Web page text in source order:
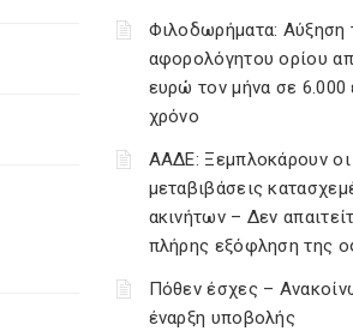
Φιλοδωρήματα: Αύξηση
αφορολόγητου ορίου
ευρώ τον μήνα σε
χρόνο
ΑΑΔΕ: Ξεμπλοκάρουν οι
μεταβιβάσεις
ακινήτων – Δεν
πλήρης εξόφληση της
Πόθεν έσχες –
έναρξη υποβολής